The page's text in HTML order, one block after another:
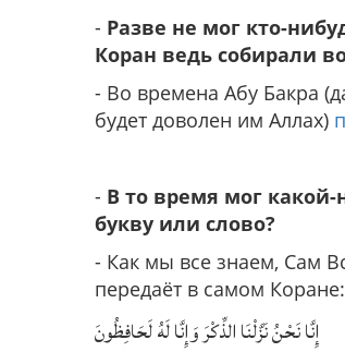
- Разве не мог кто-
Коран ведь собирали
- Во времена Абу Бакра
будет доволен им Аллах)
- В то время мог
букву или слово?
- Как мы все знаем, Сам
передаёт в самом Коране:
إِنَّا نَحْنُ نَزَّلْنَا الذِّكْرَ وَإِنَّا لَهُ لَحَافِظُونَ